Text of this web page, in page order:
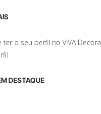
ter o seu perfil no VIVA Decora
DESTAQUE